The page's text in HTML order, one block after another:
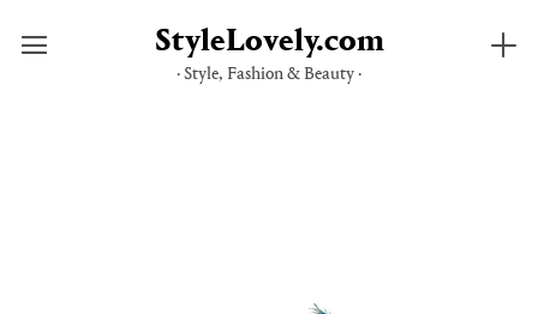
StyleLovely.com
· Style, Fashion & Beauty ·